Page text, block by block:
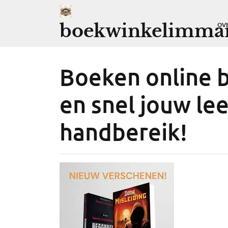
Boeken online
en snel jouw
handbereik!